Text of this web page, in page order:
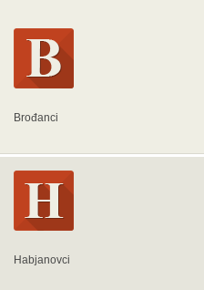
Brođanci
Habjanovci